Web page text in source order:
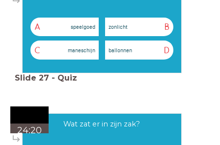
A speelgoed B
zonlicht
C maneschijn D
ballonnen
Slide 27 - Quiz
24:20
Wat zat er in zijn zak?